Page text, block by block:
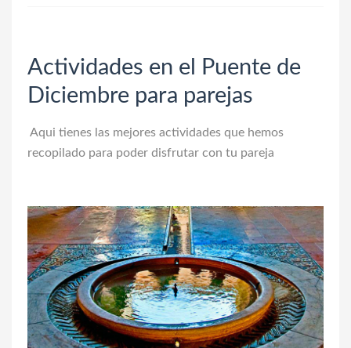
Actividades en el Puente de
Diciembre para parejas
Aqui tienes las mejores actividades que hemos
recopilado para poder disfrutar con tu pareja